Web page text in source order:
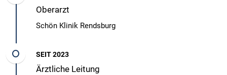
Oberarzt
Schön Klinik Rendsburg
SEIT 2023
Ärztliche Leitung